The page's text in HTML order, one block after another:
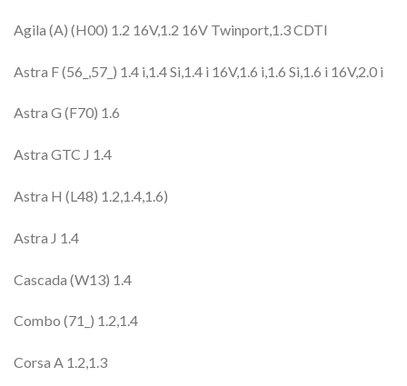
Agila (A) (H00) 1.2 16V,1.2 16V Twinport,1.3 CDTI
Astra F (56_,57_) 1.4 i,1.4 Si,1.4 i 16V,1.6 i,1.6 Si,1.6 i 16V,2.0 i
Astra G (F70) 1.6
Astra GTC J 1.4
Astra H (L48) 1.2,1.4,1.6)
Astra J 1.4
Cascada (W13) 1.4
Combo (71_) 1.2,1.4
Corsa A 1.2,1.3